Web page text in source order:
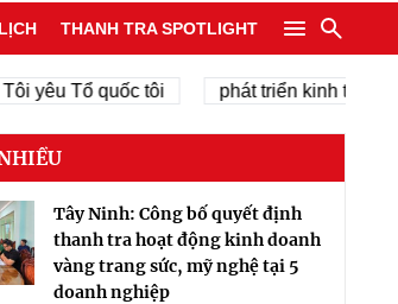
THANH TRA SPOTLIGHT
Tổ quốc tôi phát triển kinh tế tư nhân
Tây Ninh: Công bố quyết định
thanh tra hoạt động kinh doanh
vàng trang sức, mỹ nghệ tại 5
doanh nghiệp